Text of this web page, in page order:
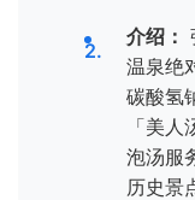
介绍：
温泉绝
碳酸氢
「美
泡汤服
历史景